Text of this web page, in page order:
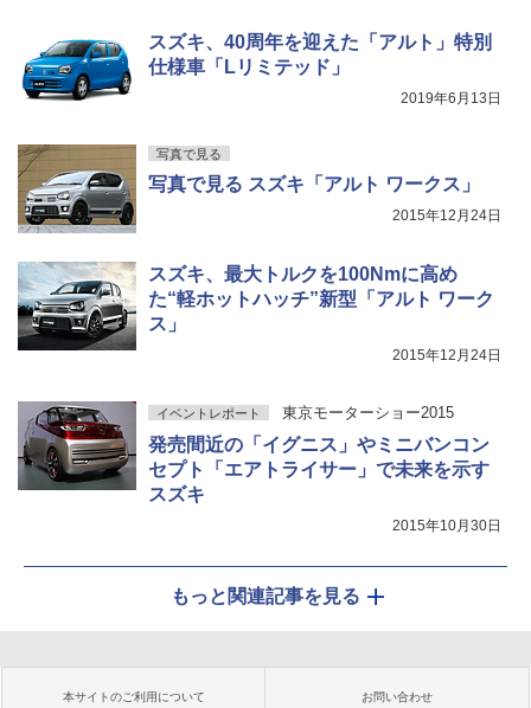
スズキ、40周年を迎えた「アルト」特別
仕様車「Lリミテッド」
2019年6月13日
写真で見る
写真で見る スズキ「アルト ワークス」
2015年12月24日
スズキ、最大トルクを100Nmに高め
た“軽ホットハッチ”新型「アルト ワーク
ス」
2015年12月24日
イベントレポート 東京モーターショー2015
発売間近の「イグニス」やミニバンコン
セプト「エアトライサー」で未来を示す
スズキ
2015年10月30日
もっと関連記事を見る
本サイトのご利用について お問い合わせ